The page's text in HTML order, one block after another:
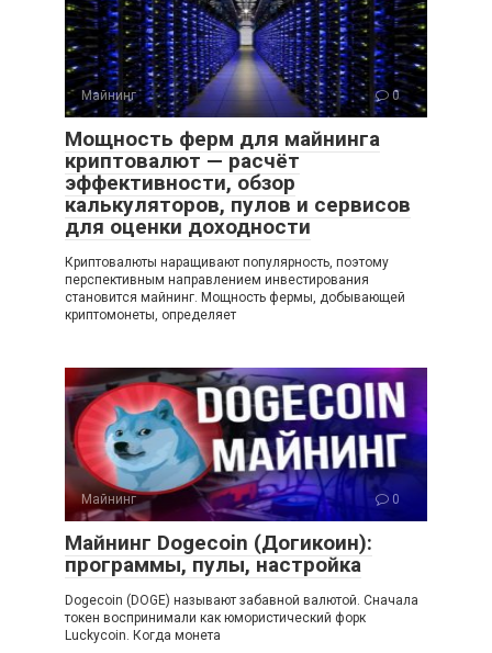
Майнинг 0
Мощность ферм для майнинга
криптовалют — расчёт
эффективности, обзор
калькуляторов, пулов и сервисов
для оценки доходности
Криптовалюты наращивают популярность, поэтому
перспективным направлением инвестирования
становится майнинг. Мощность фермы, добывающей
криптомонеты, определяет
Майнинг 0
Майнинг Dogecoin (Догикоин):
программы, пулы, настройка
Dogecoin (DOGE) называют забавной валютой. Сначала
токен воспринимали как юмористический форк
Luckycoin. Когда монета